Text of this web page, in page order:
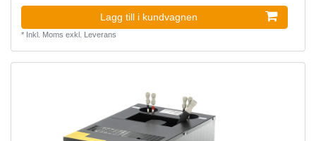
Lagg till i kundvagnen
* Inkl. Moms exkl. Leverans